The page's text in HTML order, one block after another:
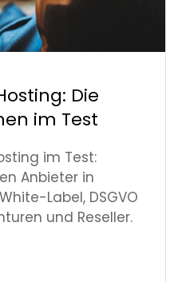
Die
im Test
im Test:
Anbieter in
Label, DSGVO
und Reseller.